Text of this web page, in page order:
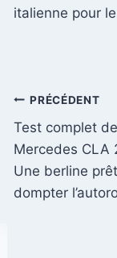
italienne pour
Navigation
de
l’article
PRÉCÉDENT
Test complet
Mercedes CLA
Une berline
dompter